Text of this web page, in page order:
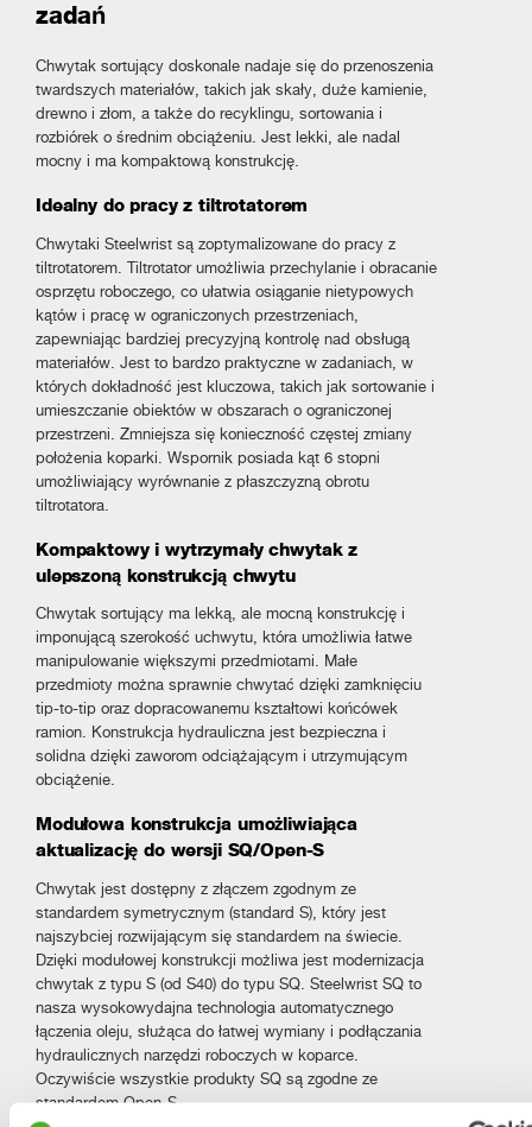
zadań
Chwytak sortujący doskonale nadaje się do przenoszenia
twardszych materiałów, takich jak skały, duże kamienie,
drewno i złom, a także do recyklingu, sortowania i
rozbiórek o średnim obciążeniu. Jest lekki, ale nadal
mocny i ma kompaktową konstrukcję.
Idealny do pracy z tiltrotatorem
Chwytaki Steelwrist są zoptymalizowane do pracy z
tiltrotatorem. Tiltrotator umożliwia przechylanie i obracanie
osprzętu roboczego, co ułatwia osiąganie nietypowych
kątów i pracę w ograniczonych przestrzeniach,
zapewniając bardziej precyzyjną kontrolę nad obsługą
materiałów. Jest to bardzo praktyczne w zadaniach, w
których dokładność jest kluczowa, takich jak sortowanie i
umieszczanie obiektów w obszarach o ograniczonej
przestrzeni. Zmniejsza się konieczność częstej zmiany
położenia koparki. Wspornik posiada kąt 6 stopni
umożliwiający wyrównanie z płaszczyzną obrotu
tiltrotatora.
Kompaktowy i wytrzymały chwytak z
ulepszoną konstrukcją chwytu
Chwytak sortujący ma lekką, ale mocną konstrukcję i
imponującą szerokość uchwytu, która umożliwia łatwe
manipulowanie większymi przedmiotami. Małe
przedmioty można sprawnie chwytać dzięki zamknięciu
tip-to-tip oraz dopracowanemu kształtowi końcówek
ramion. Konstrukcja hydrauliczna jest bezpieczna i
solidna dzięki zaworom odciążającym i utrzymującym
obciążenie.
Modułowa konstrukcja umożliwiająca
aktualizację do wersji SQ/Open-S
Chwytak jest dostępny z złączem zgodnym ze
standardem symetrycznym (standard S), który jest
najszybciej rozwijającym się standardem na świecie.
Dzięki modułowej konstrukcji możliwa jest modernizacja
chwytak z typu S (od S40) do typu SQ. Steelwrist SQ to
nasza wysokowydajna technologia automatycznego
łączenia oleju, służąca do łatwej wymiany i podłączania
hydraulicznych narzędzi roboczych w koparce.
Oczywiście wszystkie produkty SQ są zgodne ze
standardem Open-S.